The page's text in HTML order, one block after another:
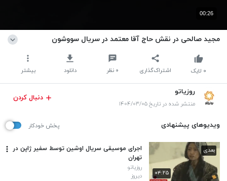
00:26
مجید صالحی در نقش حاج آقا معتمد در سریال سووشون
اشتراک‌گذاری ۰ نظر دانلود بیشتر ۰ لایک
روزیاتو
منتشر شده در تاریخ ۱۴۰۴/۰۳/۰۵
دنبال کردن
ویدیوهای پیشنهادی پخش خودکار
۰۴:۲۵
بعدی
اجرای موسیقی سریال اوشین توسط سفیر ژاپن در
تهران
روزیاتو
دیروز